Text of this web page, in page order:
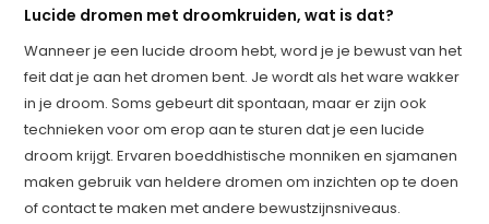
Lucide dromen met droomkruiden, wat is dat?
Wanneer je een lucide droom hebt, word je je bewust van het
feit dat je aan het dromen bent. Je wordt als het ware wakker
in je droom. Soms gebeurt dit spontaan, maar er zijn ook
technieken voor om erop aan te sturen dat je een lucide
droom krijgt. Ervaren boeddhistische monniken en sjamanen
maken gebruik van heldere dromen om inzichten op te doen
of contact te maken met andere bewustzijnsniveaus.